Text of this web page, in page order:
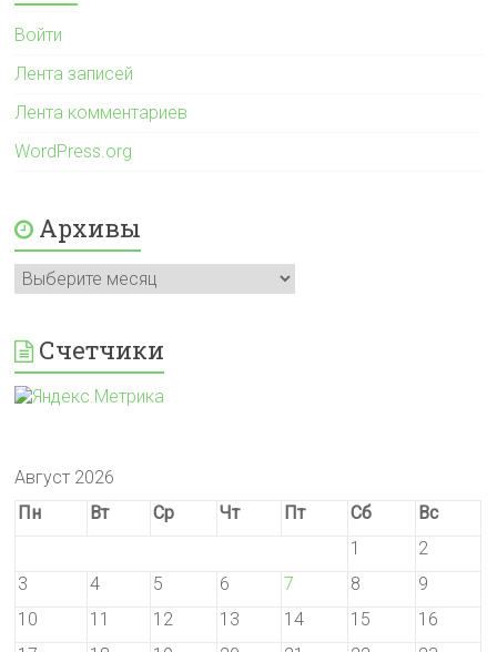
Войти
Лента записей
Лента комментариев
WordPress.org
Архивы
Архивы
Счетчики
Август 2026
Пн
Вт Ср Чт Пт Сб
Вс
1
2
3
4 5 6 7 8
9
10
11 12 13 14 15
16